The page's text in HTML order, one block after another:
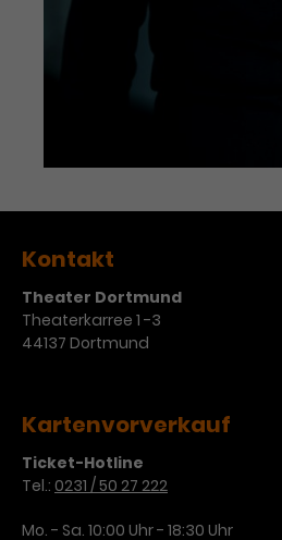
Kontakt
Theater Dortmund
Theaterkarree 1 -3
44137 Dortmund
Kartenvorverkauf
Ticket-Hotline
Tel.: 0231 / 50 27 222
Mo. - Sa. 10:00 Uhr - 18:30 Uhr